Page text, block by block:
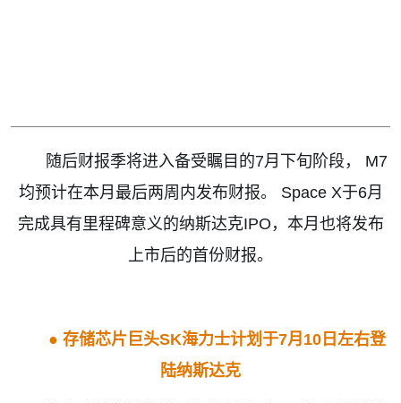
随后财报季将进入备受瞩目的7月下旬阶段，
M7
均预计在本月最后两周内发布财报。
Space X于6月
完成具有里程碑意义的纳斯达克IPO ，本月也将发布
上市后的首份财报。
● 存储芯片巨头SK海力士计划于7月 10日左右登
陆纳斯达克